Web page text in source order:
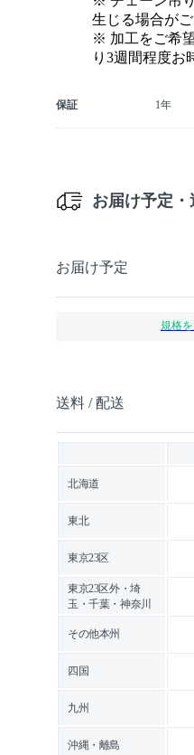
生じる場合がご
※ 加工をご希
り3週間程度お
保証 1年
お届け予定・
お届け予定
規格
送料 / 配送
北海道
東北
東京23区
東京23区外・埼
玉・千葉・神奈川
その他本州
四国
九州
沖縄・離島